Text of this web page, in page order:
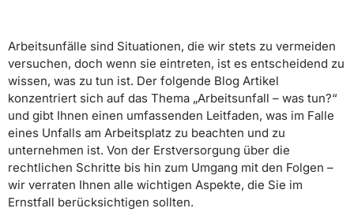
Arbeitsunfälle sind Situationen, die wir stets zu vermeiden
versuchen, doch wenn sie eintreten, ist es entscheidend zu
wissen, was zu tun ist. Der folgende Blog Artikel
konzentriert sich auf das Thema „Arbeitsunfall – was tun?“
und gibt Ihnen einen umfassenden Leitfaden, was im Falle
eines Unfalls am Arbeitsplatz zu beachten und zu
unternehmen ist. Von der Erstversorgung über die
rechtlichen Schritte bis hin zum Umgang mit den Folgen –
wir verraten Ihnen alle wichtigen Aspekte, die Sie im
Ernstfall berücksichtigen sollten.